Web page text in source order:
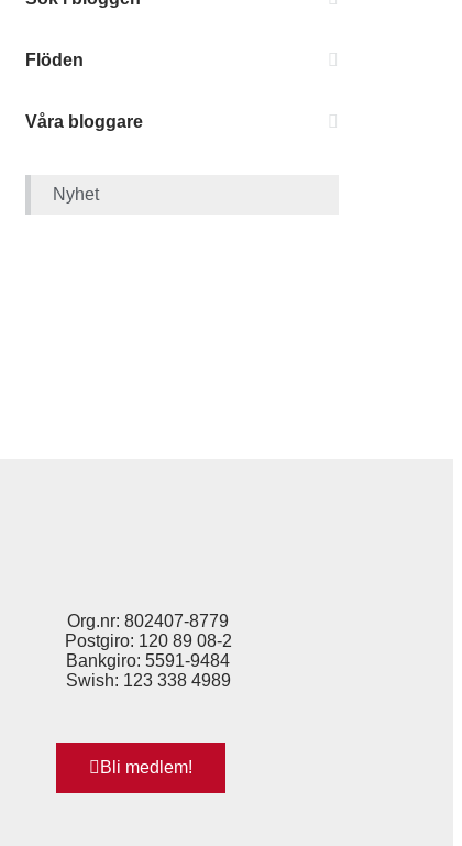
Flöden
Våra bloggare
Nyhet
Org.nr: 802407-8779
Postgiro: 120 89 08-2
Bankgiro: 5591-9484
Swish: 123 338 4989
Bli medlem!